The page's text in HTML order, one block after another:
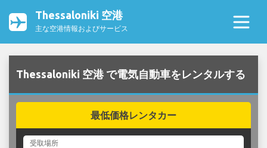
Thessaloniki 空港
主な空港情報およびサービス
Thessaloniki 空港 で電気自動車をレンタルする
最低価格レンタカー
受取場所